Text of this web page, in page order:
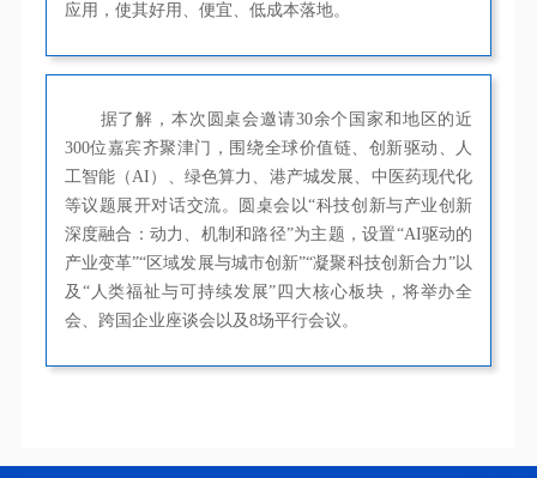
应用，使其好用、便宜、低成本落地。
据了解，本次圆桌会邀请30余个国家和地区的近
300位嘉宾齐聚津门，围绕全球价值链、创新驱动、人
工智能（AI）、绿色算力、港产城发展、中医药现代化
等议题展开对话交流。圆桌会以“科技创新与产业创新
深度融合：动力、机制和路径”为主题，设置“AI驱动的
产业变革”“区域发展与城市创新”“凝聚科技创新合力”以
及“人类福祉与可持续发展”四大核心板块，将举办全
会、跨国企业座谈会以及8场平行会议。